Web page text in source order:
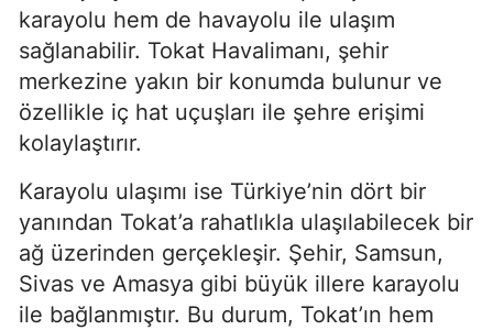
karayolu hem de havayolu ile ulaşım
sağlanabilir. Tokat Havalimanı, şehir
merkezine yakın bir konumda bulunur ve
özellikle iç hat uçuşları ile şehre erişimi
kolaylaştırır.
Karayolu ulaşımı ise Türkiye’nin dört bir
yanından Tokat’a rahatlıkla ulaşılabilecek bir
ağ üzerinden gerçekleşir. Şehir, Samsun,
Sivas ve Amasya gibi büyük illere karayolu
ile bağlanmıştır. Bu durum, Tokat’ın hem